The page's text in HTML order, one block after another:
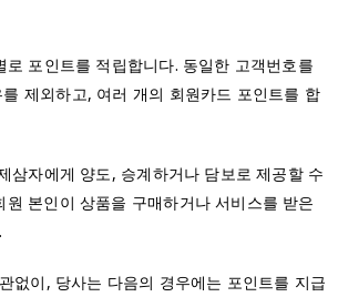
포인트를 적립합니다. 동일한 고객번호를
제외하고, 여러 개의 회원카드 포인트를 합
삼자에게 양도, 승계하거나 담보로 제공할 수
원 본인이 상품을 구매하거나 서비스를 받은
없이, 당사는 다음의 경우에는 포인트를 지급